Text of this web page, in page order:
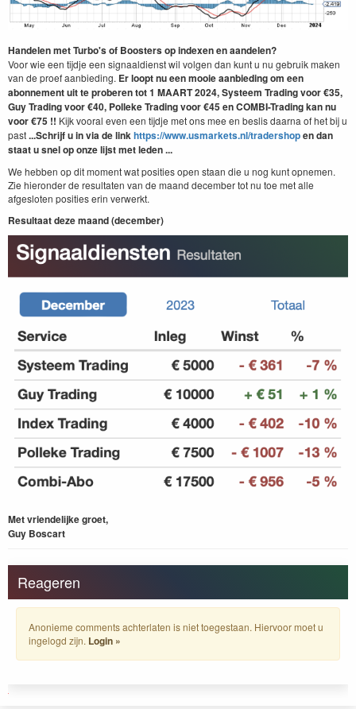
Handelen met Turbo's of Boosters op indexen en aandelen?
Voor wie een tijdje een signaaldienst wil volgen dan kunt u nu gebruik maken
van de proef aanbieding. Er loopt nu een mooie aanbieding om een
abonnement uit te proberen tot 1 MAART 2024, Systeem Tradingvoor €35,
Guy Trading voor €40, Polleke Trading voor €45 en COMBI-Trading kan nu
voor €75 !! Kijk vooral even een tijdje met ons mee en beslis daarna of het bij u
past...Schrijf u in via de linkhttps://www.usmarkets.nl/tradershopen dan
staat u snel op onze lijst met leden ...
We hebben op dit moment wat posities open staan die u nog kunt opnemen.
Zie hieronder de resultaten van de maand december tot nu toe met alle
afgesloten posities erin verwerkt.
Resultaat deze maand (december)
Met vriendelijke groet,
Guy Boscart
Reageren
Anonieme comments achterlaten is niet toegestaan. Hiervoor moet u
ingelogd zijn. Login »